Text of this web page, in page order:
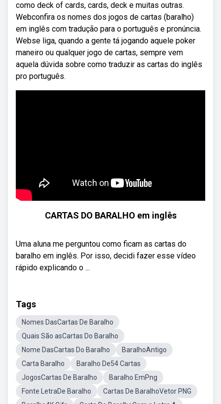
como deck of cards, cards, deck e muitas outras.
Webconfira os nomes dos jogos de cartas (baralho)
em inglês com tradução para o português e pronúncia.
Webse liga, quando a gente tá jogando aquele poker
maneiro ou qualquer jogo de cartas, sempre vem
aquela dúvida sobre como traduzir as cartas do inglês
pro português.
CARTAS DO BARALHO em inglês
Uma aluna me perguntou como ficam as cartas do
baralho em inglês. Por isso, decidi fazer esse vídeo
rápido explicando o ...
Tags
Nomes DasCartas De Baralho
Quais São asCartas Do Baralho
Nome DasCartas Do Baralho
BaralhoAntigo
Carta Baralho
Baralho De54 Cartas
JogosCartas De Baralho
Baralho EmPng
Fonte LetraDe Baralho
Cartas De BaralhoVetor PNG